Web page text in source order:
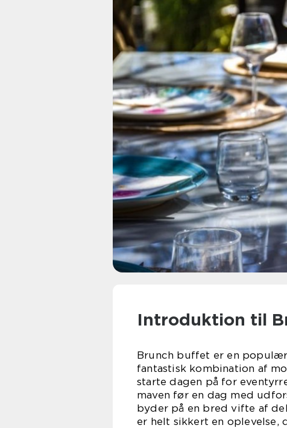
Introduktion til
Brunch buffet er en
fantastisk kombination af
starte dagen på for
maven før en dag med
byder på en bred vifte af
er helt sikkert en oplevelse,